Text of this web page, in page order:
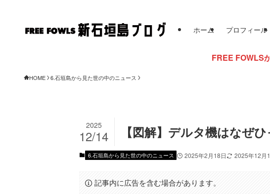
ホーム プロフィール
FREE FOWLSからのお知らせ
HOME 6.石垣島から見た世の中のニュース
【図解】デルタ機はなぜ
2025
12/14
6.石垣島から見た世の中のニュース 2025年2月18日 2025年12月
記事内に広告を含む場合があります。